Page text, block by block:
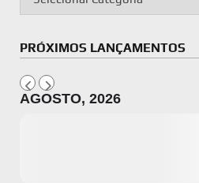
PRÓXIMOS LANÇAMENTOS
AGOSTO, 2026